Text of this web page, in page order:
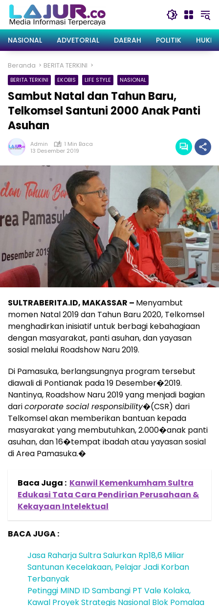
Langsung
konten
NASIONAL
ADVETORIAL DAERAH POLITIK
Beranda BERITA TERKINI
BERITA TERKINI EKOBIS LIFE STYLE NASIONAL
Sambut Natal dan Tahun Baru,
Telkomsel Santuni 2000 Anak Panti
Asuhan
Admin
1 Min Baca
13 Desember 2019
SULTRABERITA.ID, MAKASSAR – Menyambut
momen Natal 2019 dan Tahun Baru 2020, Telkomsel
menghadirkan inisiatif untuk berbagi kebahagiaan
dengan masyarakat, panti asuhan, dan yayasan
sosial melalui Roadshow Naru 2019.
Di Pamasuka, berlangsungnya program tersebut
diawali di Pontianak pada 19 Desember�2019.
Nantinya, Roadshow Naru 2019 yang menjadi bagian
daricorporate social responsibility�(CSR) dari
Telkomsel akan memberikan bantuan kepada
masyarakat yang membutuhkan, 2.000�anak panti
asuhan, dan 16�tempat ibadah atau yayasan sosial
di Area Pamasuka.�
Baca Juga : Kanwil Kemenkumham Sultra
Edukasi Tata Cara Pendirian Perusahaan &
Kekayaan Intelektual
BACA JUGA :
Jasa Raharja Sultra Salurkan Rp18,6 Miliar
Santunan Kecelakaan, Pelajar Jadi Korban
Terbanyak
Petinggi MIND ID Sambangi PT Vale Kolaka,
Kawal Proyek Strategis Nasional Blok Pomalaa